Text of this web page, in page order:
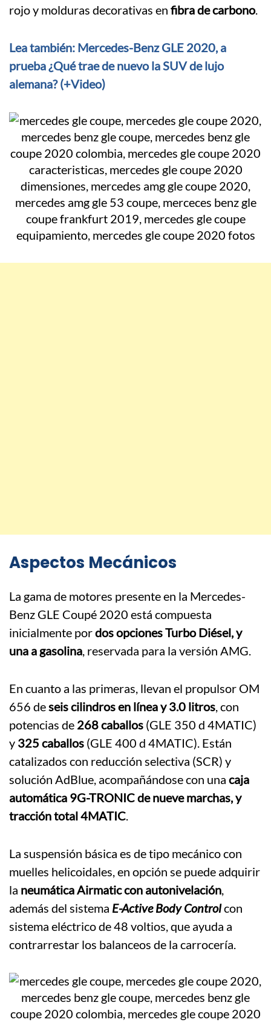
rojo y molduras decorativas en fibra de carbono.
Lea también: Mercedes-Benz GLE 2020, a
prueba ¿Qué trae de nuevo la SUV de lujo
alemana? (+Video)
Aspectos Mecánicos
La gama de motores presente en la Mercedes-
Benz GLE Coupé 2020 está compuesta
inicialmente pordos opciones Turbo Diésel, y
una a gasolina, reservada para la versión AMG.
En cuanto a las primeras, llevan el propulsor OM
656 deseis cilindros en línea y 3.0 litros, con
potencias de 268 caballos (GLE 350 d 4MATIC)
y 325 caballos (GLE 400 d 4MATIC). Están
catalizados con reducción selectiva (SCR) y
solución AdBlue, acompañándose con una caja
automática 9G-TRONIC de nueve marchas, y
tracción total 4MATIC.
La suspensión básica es de tipo mecánico con
muelles helicoidales, en opción se puede adquirir
la neumática Airmatic con autonivelación,
además del sistema E-Active Body Controlcon
sistema eléctrico de 48 voltios, que ayuda a
contrarrestar los balanceos de la carrocería.